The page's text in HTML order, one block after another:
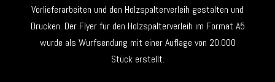
Vorlieferarbeiten und den Holzspalterverleih gestalten und
Drucken. Der Flyer für den Holzspalterverleih im Format A5
wurde als Wurfsendung mit einer Auflage von 20.000
Stück erstellt.